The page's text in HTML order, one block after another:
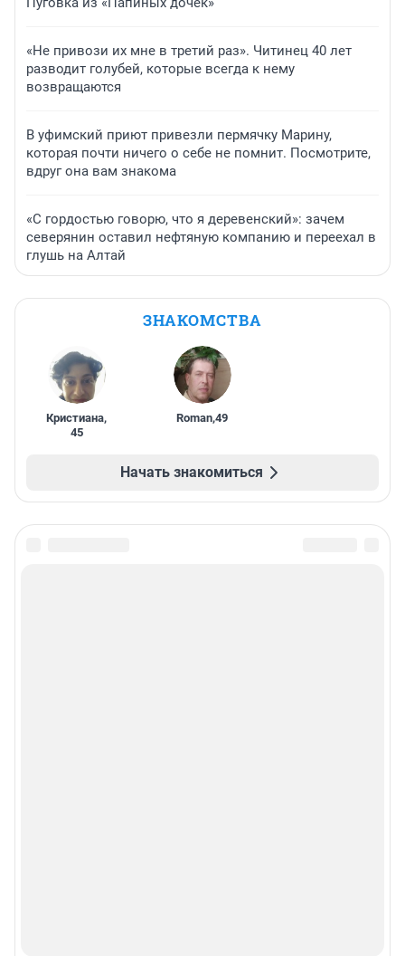
«Не привози их мне в третий раз». Читинец 40 лет
разводит голубей, которые всегда к нему
возвращаются
В уфимский приют привезли пермячку Марину,
которая почти ничего о себе не помнит. Посмотрите,
вдруг она вам знакома
«С гордостью говорю, что я деревенский»: зачем
северянин оставил нефтяную компанию и переехал в
глушь на Алтай
ЗНАКОМСТВА
Кристиана,
45
Roman,49
Начать знакомиться